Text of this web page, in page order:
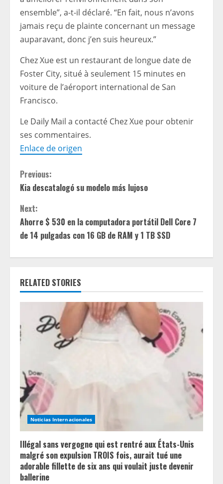
ensemble”, a-t-il déclaré. “En fait, nous n’avons
jamais reçu de plainte concernant un message
auparavant, donc j’en suis heureux.”
Chez Xue est un restaurant de longue date de
Foster City, situé à seulement 15 minutes en
voiture de l’aéroport international de San
Francisco.
Le Daily Mail a contacté Chez Xue pour obtenir
ses commentaires.
Enlace de origen
C
o
n
t
i
n
u
e
R
e
a
d
i
n
g
Previous:
Kia descatalogó su modelo más lujoso
Next:
Ahorre $ 530 en la computadora portátil Dell Core 7
de 14 pulgadas con 16 GB de RAM y 1 TB SSD
RELATED STORIES
Noticias Internacionales
Illégal sans vergogne qui est rentré aux États-Unis
malgré son expulsion TROIS fois, aurait tué une
adorable fillette de six ans qui voulait juste devenir
ballerine